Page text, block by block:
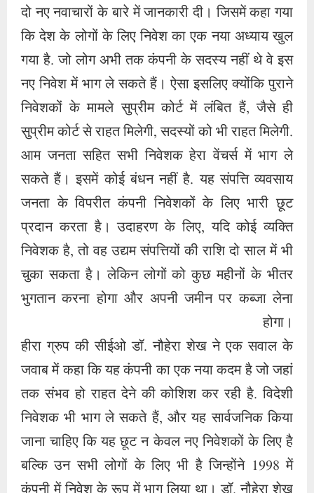
दो नए नवाचारों के बारे में जानकारी दी। जिसमें कहा गया
कि देश के लोगों के लिए निवेश का एक नया अध्याय खुल
गया है. जो लोग अभी तक कंपनी के सदस्य नहीं थे वे इस
नए निवेश में भाग ले सकते हैं। ऐसा इसलिए क्योंकि पुराने
निवेशकों के मामले सुप्रीम कोर्ट में लंबित हैं, जैसे ही
सुप्रीम कोर्ट से राहत मिलेगी, सदस्यों को भी राहत मिलेगी.
आम जनता सहित सभी निवेशक हेरा वेंचर्स में भाग ले
सकते हैं। इसमें कोई बंधन नहीं है. यह संपत्ति व्यवसाय
जनता के विपरीत कंपनी निवेशकों के लिए भारी छूट
प्रदान करता है। उदाहरण के लिए, यदि कोई व्यक्ति
निवेशक है, तो वह उद्यम संपत्तियों की राशि दो साल में भी
चुका सकता है। लेकिन लोगों को कुछ महीनों के भीतर
भुगतान करना होगा और अपनी जमीन पर कब्जा लेना
होगा।
हीरा ग्रुप की सीईओ डॉ. नौहेरा शेख ने एक सवाल के
जवाब में कहा कि यह कंपनी का एक नया कदम है जो जहां
तक ​​संभव हो राहत देने की कोशिश कर रही है. विदेशी
निवेशक भी भाग ले सकते हैं, और यह सार्वजनिक किया
जाना चाहिए कि यह छूट न केवल नए निवेशकों के लिए है
बल्कि उन सभी लोगों के लिए भी है जिन्होंने 1998 में